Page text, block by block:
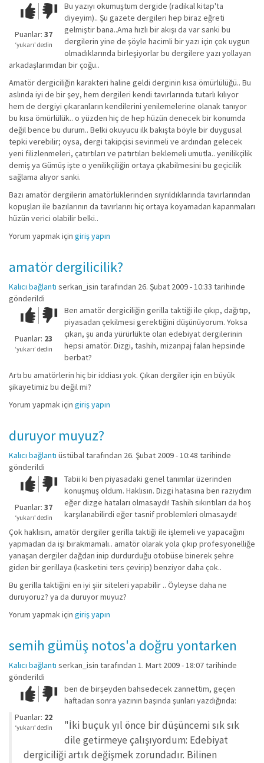
Çok iyi!O
kadar
iyi
değil!
Puanlar: 37
‘yukarı’ dedin
Bu yazıyı okumuştum dergide (radikal kitap'ta
diyeyim).. Şu gazete dergileri hep biraz eğreti
gelmiştir bana..Ama hızlı bir akışı da var sanki bu
dergilerin yine de şöyle hacimli bir yazı için çok uygun
olmadıklarında birleşiyorlar bu dergilere yazı yollayan
arkadaşlarımdan bir çoğu..
Amatör dergiciliğin karakteri haline geldi derginin kısa ömürlülüğü.. Bu
aslında iyi de bir şey, hem dergileri kendi tavırlarında tutarlı kılıyor
hem de dergiyi çıkaranların kendilerini yenilemelerine olanak tanıyor
bu kısa ömürlülük.. o yüzden hiç de hep hüzün denecek bir konumda
değil bence bu durum.. Belki okuyucu ilk bakışta böyle bir duygusal
tepki verebilir; oysa, dergi takipçisi sevinmeli ve ardından gelecek
yeni filizlenmeleri, çatırtıları ve patırtıları beklemeli umutla.. yenilikçilik
demiş ya Gümüş işte o yenilikçiliğin ortaya çıkabilmesini bu geçicilik
sağlama alıyor sanki.
Bazı amatör dergilerin amatörlüklerinden sıyrıldıklarında tavırlarından
kopuşları ile bazılarının da tavırlarını hiç ortaya koyamadan kapanmaları
hüzün verici olabilir belki..
Yorum yapmak için giriş yapın
amatör dergilicilik?
Kalıcı bağlantı serkan_isin tarafından 26. Şubat 2009 - 10:33 tarihinde
gönderildi
Çok iyi!O
kadar
iyi
değil!
Puanlar: 23
‘yukarı’ dedin
Ben amatör dergiciliğin gerilla taktiği ile çıkıp, dağıtıp,
piyasadan çekilmesi gerektiğini düşünüyorum. Yoksa
çıkan, şu anda yürürlükte olan edebiyat dergilerinin
hepsi amatör. Dizgi, tashih, mizanpaj falan hepsinde
berbat?
Artı bu amatörlerin hiç bir iddiası yok. Çıkan dergiler için en büyük
şikayetimiz bu değil mi?
Yorum yapmak için giriş yapın
duruyor muyuz?
Kalıcı bağlantı üstübaltarafından 26. Şubat 2009 - 10:48 tarihinde
gönderildi
Çok iyi!O
kadar
iyi
değil!
Puanlar: 37
‘yukarı’ dedin
Tabii ki ben piyasadaki genel tanımlar üzerinden
konuşmuş oldum. Haklısın. Dizgi hatasına ben razıydım
eğer dizge hataları olmasaydı! Tashih sıkıntıları da hoş
karşılanabilirdi eğer tasnif problemleri olmasaydı!
Çok haklısın, amatör dergiler gerilla taktiği ile işlemeli ve yapacağını
yapmadan da işi bırakmamalı.. amatör olarak yola çıkıp profesyonelliğe
yanaşan dergiler dağdan inip durdurduğu otobüse binerek şehre
giden bir gerillaya (kasketini ters çevirip) benziyor daha çok..
Bu gerilla taktiğini en iyi şiir siteleri yapabilir .. Öyleyse daha ne
duruyoruz? ya da duruyor muyuz?
Yorum yapmak için giriş yapın
semih gümüş notos'a doğru yontarken
Kalıcı bağlantı serkan_isin tarafından 1. Mart 2009 - 18:07 tarihinde
gönderildi
Çok iyi!O
kadar
iyi
değil!
Puanlar: 22
‘yukarı’ dedin
ben de birşeyden bahsedecek zannettim, geçen
haftadan sonra yazının başında şunları yazdığında:
"İki buçuk yıl önce bir düşüncemi sık sık
dile getirmeye çalışıyordum: Edebiyat
dergiciliği artık değişmek zorundadır. Bilinen